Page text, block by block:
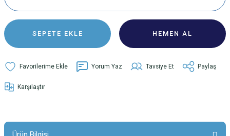
SEPETE EKLE HEMEN AL
Yorum Yaz Tavsiye Et Paylaş
Karşılaştır